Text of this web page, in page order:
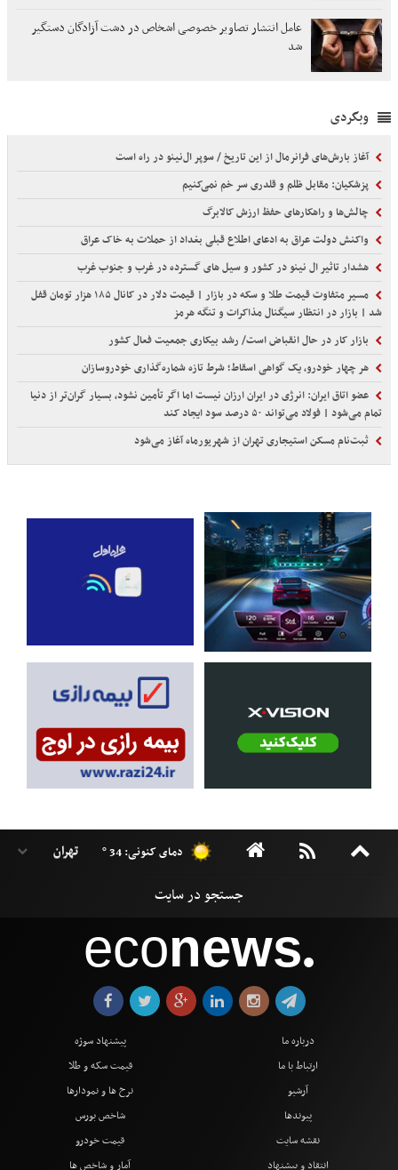
عامل انتشار تصاویر خصوصی اشخاص در دشت آزادگان دستگیر
شد
وبگردی
آغاز بارش‌های فرانرمال از این تاریخ / سوپر ال‌نینو در راه است
پزشکیان: مقابل ظلم و قلدری سر خم نمی‌کنیم
چالش‌ها و راهکارهای حفظ ارزش کالابرگ
واکنش دولت عراق به ادعای اطلاع قبلی بغداد از حملات‌ به خاک عراق
هشدار تاثیر ال نینو در کشور و سیل های گسترده در غرب و جنوب غرب
مسیر متفاوت قیمت طلا و سکه در بازار | قیمت دلار در کانال ۱۸۵ هزار تومان قفل
شد | بازار در انتظار سیگنال مذاکرات و تنگه هرمز
بازار کار در حال انقباض است/ رشد بیکاری جمعیت فعال کشور
هر چهار خودرو، یک گواهی اسقاط؛ شرط تازه شماره‌گذاری خودروسازان
عضو اتاق ایران: انرژی در ایران ارزان نیست اما اگر تأمین نشود، بسیار گران‌تر از دنیا
تمام می‌شود | فولاد می‌تواند ۵۰ درصد سود ایجاد کند
ثبت‌نام مسکن استیجاری تهران از شهریورماه آغاز می‌شود
دمای کنونی: 34 °
econews●
درباره ما
ارتباط با ما
آرشیو
پیوندها
نقشه سایت
انتقاد و پیشنهاد
پیشنهاد سوژه
قیمت سکه و طلا
نرخ ها و نمودارها
شاخص بورس
قیمت خودرو
آمار و شاخص ها